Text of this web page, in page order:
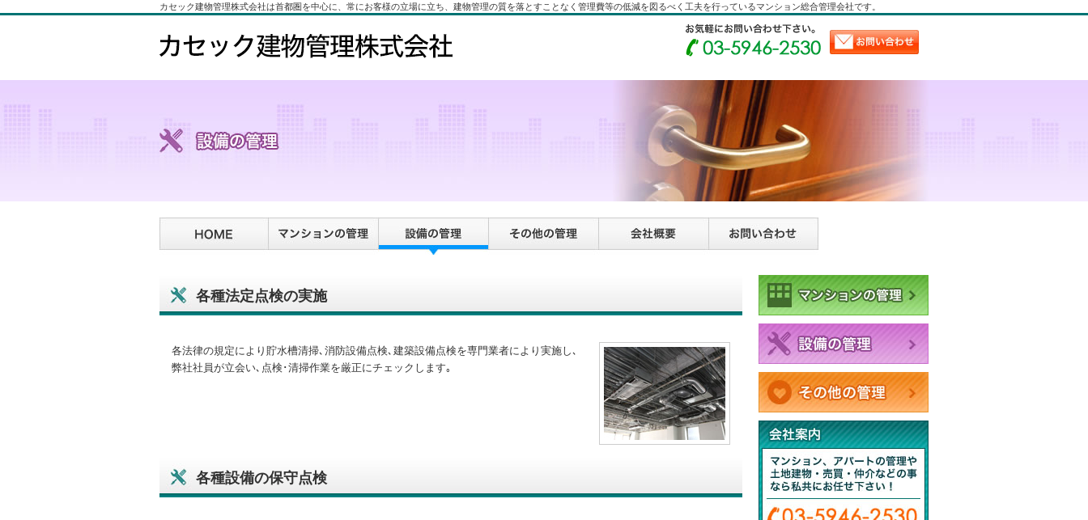
カセック建物管理株式会社は首都圏を中心に、常にお客様の立場に立ち、建物管理の質を落とすことなく管理費等の低減を図るべく工夫を行っているマンション総合管理会社です。
各種法定点検の実施
各法律の規定により貯水槽清掃､消防設備点検､建築設備点検を専門業者により実施し､
弊社社員が立会い､点検･清掃作業を厳正にチェックします｡
各種設備の保守点検